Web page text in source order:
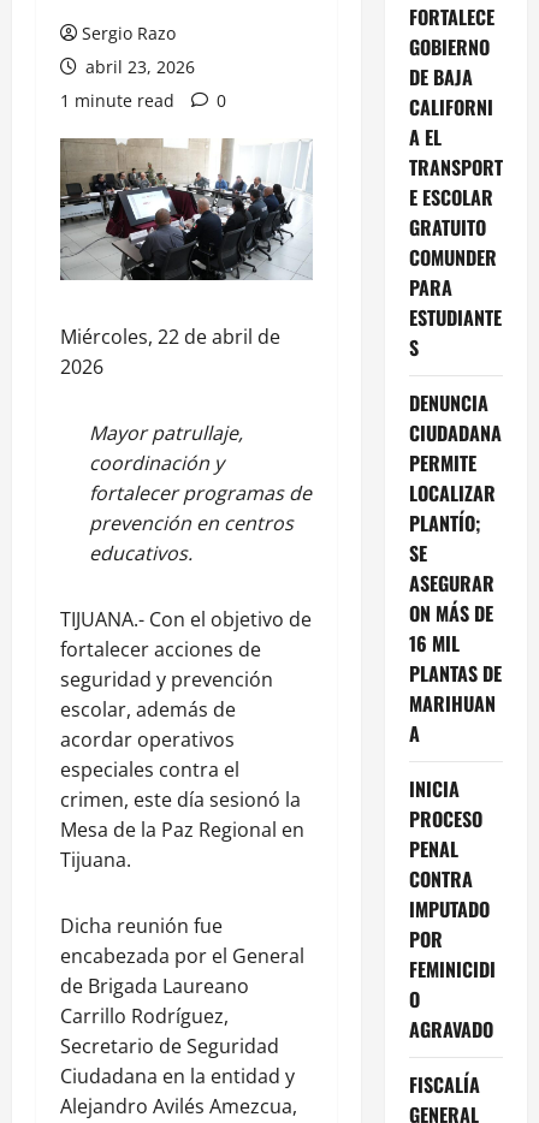
Sergio Razo
abril 23, 2026
1 minute read
0
Miércoles, 22 de abril de
2026
Mayor patrullaje,
coordinación y
fortalecer programas de
prevención en centros
educativos.
TIJUANA.- Con el objetivo de
fortalecer acciones de
seguridad y prevención
escolar, además de
acordar operativos
especiales contra el
crimen, este día sesionó la
Mesa de la Paz Regional en
Tijuana.
Dicha reunión fue
encabezada por el General
de Brigada Laureano
Carrillo Rodríguez,
Secretario de Seguridad
Ciudadana en la entidad y
Alejandro Avilés Amezcua,
FORTALECE
GOBIERNO
DE BAJA
CALIFORNI
A EL
TRANSPORT
E ESCOLAR
GRATUITO
COMUNDER
PARA
ESTUDIANTE
S
DENUNCIA
CIUDADANA
PERMITE
LOCALIZAR
PLANTÍO;
SE
ASEGURAR
ON MÁS DE
16 MIL
PLANTAS DE
MARIHUAN
A
INICIA
PROCESO
PENAL
CONTRA
IMPUTADO
POR
FEMINICIDI
O
AGRAVADO
FISCALÍA
GENERAL